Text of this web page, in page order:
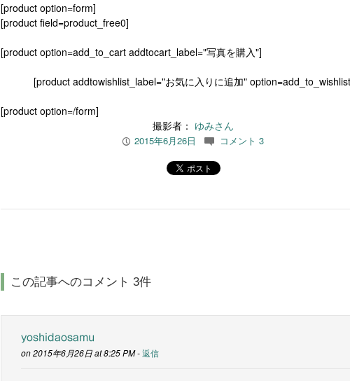
[product option=form]
[product field=product_free0]
[product option=add_to_cart addtocart_label="写真を購入"]
[product addtowishlist_label="お気に入りに追加"
[product option=/form]
撮影者： ゆみさん
P 2015年6月26日 c コメント 3
この記事へのコメント 3件
yoshidaosamu
on 2015年6月26日 at 8:25 PM -返信